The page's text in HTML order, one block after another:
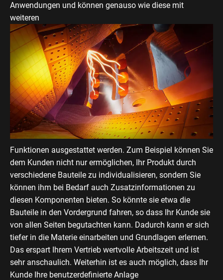
Anwendungen und können genauso wie diese mit
weiteren
Funktionen ausgestattet werden. Zum Beispiel können Sie
dem Kunden nicht nur ermöglichen, Ihr Produkt durch
verschiedene Bauteile zu individualisieren, sondern Sie
können ihm bei Bedarf auch Zusatzinformationen zu
diesen Komponenten bieten. So könnte sie etwa die
Bauteile in den Vordergrund fahren, so dass Ihr Kunde sie
von allen Seiten begutachten kann. Dadurch kann er sich
tiefer in die Materie einarbeiten und Grundlagen erlernen.
Das erspart Ihrem Vertrieb wertvolle Arbeitszeit und ist
sehr anschaulich. Weiterhin ist es auch möglich, dass Ihr
Kunde Ihre benutzerdefinierte Anlage